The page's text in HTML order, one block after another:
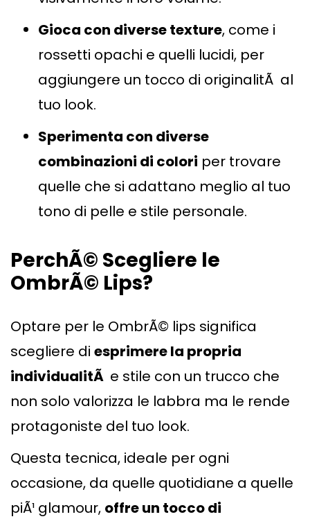
Gioca con diverse texture, come i
rossetti opachi e quelli lucidi, per
aggiungere un tocco di originalitÃ al
tuo look.
Sperimenta con diverse
combinazioni di colori per trovare
quelle che si adattano meglio al tuo
tono di pelle e stile personale.
PerchÃ© Scegliere le
OmbrÃ© Lips?
Optare per le OmbrÃ© lips significa
scegliere di esprimere la propria
individualitÃ e stile con un trucco che
non solo valorizza le labbra ma le rende
protagoniste del tuo look.
Questa tecnica, ideale per ogni
occasione, da quelle quotidiane a quelle
piÃ¹ glamour, offre un tocco di